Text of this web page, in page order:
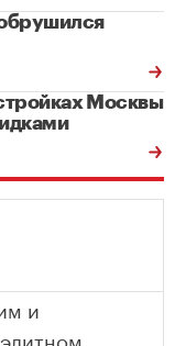
Москвы
и